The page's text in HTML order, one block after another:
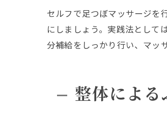
セルフで足つぼマッサージを
にしましょう。実践法として
分補給をしっかり行い、マッ
整体によ